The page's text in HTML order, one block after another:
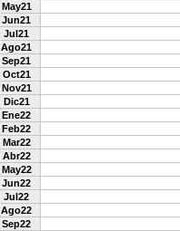
May21
Jun21
Jul21
Ago21
Sep21
Oct21
Nov21
Dic21
Ene22
Feb22
Mar22
Abr22
May22
Jun22
Jul22
Ago22
Sep22